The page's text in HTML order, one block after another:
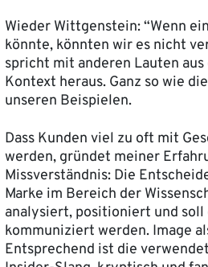
Wieder Wittgenstein: “Wenn
könnte, könnten wir es nicht
spricht mit anderen Lauten
Kontext heraus. Ganz so wie
unseren Beispielen.
Dass Kunden viel zu oft mit
werden, gründet meiner
Missverständnis: Die
Marke im Bereich der
analysiert, positioniert und soll
kommuniziert werden. Image
Entsprechend ist die